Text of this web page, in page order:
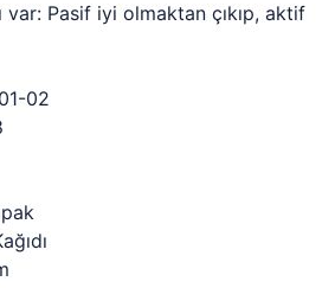
var: Pasif iyi olmaktan çıkıp, aktif
02